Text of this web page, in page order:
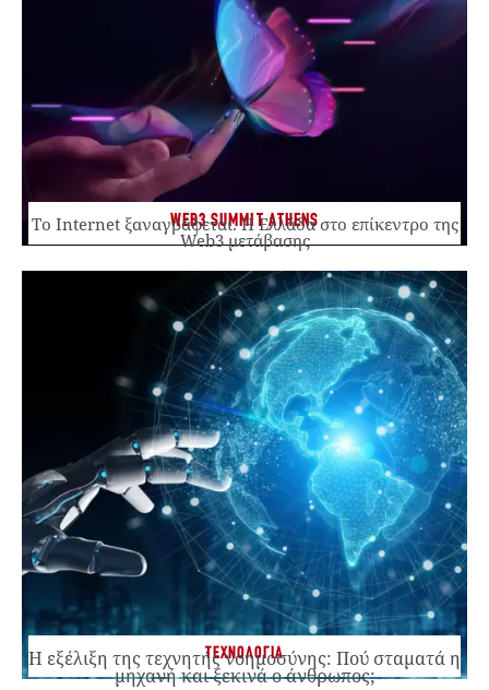
WEB3 SUMMIT ATHENS
Το Internet ξαναγράφεται. Η Ελλάδα στο επίκεντρο της
Web3 μετάβασης
ΤΕΧΝΟΛΟΓΙΑ
Η εξέλιξη της τεχνητής νοημοσύνης: Πού σταματά η
μηχανή και ξεκινά ο άνθρωπος;